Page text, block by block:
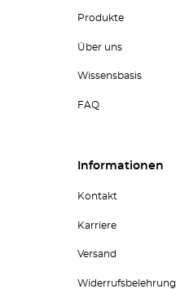
Produkte
Über uns
Wissensbasis
FAQ
Informationen
Kontakt
Karriere
Versand
Widerrufsbelehrung